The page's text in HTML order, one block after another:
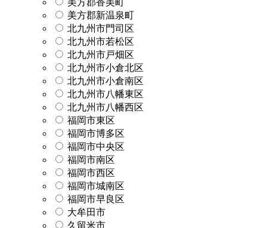
美方郡新温泉町
北九州市門司区
北九州市若松区
北九州市戸畑区
北九州市小倉北区
北九州市小倉南区
北九州市八幡東区
北九州市八幡西区
福岡市東区
福岡市博多区
福岡市中央区
福岡市南区
福岡市西区
福岡市城南区
福岡市早良区
大牟田市
久留米市